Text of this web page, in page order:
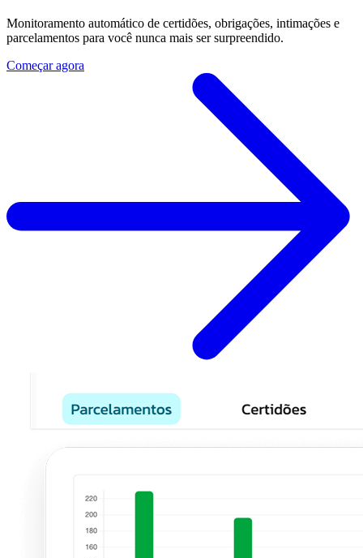
Monitoramento automático de certidões, obrigações, intimações e
parcelamentos para você nunca mais ser surpreendido.
Começar agora